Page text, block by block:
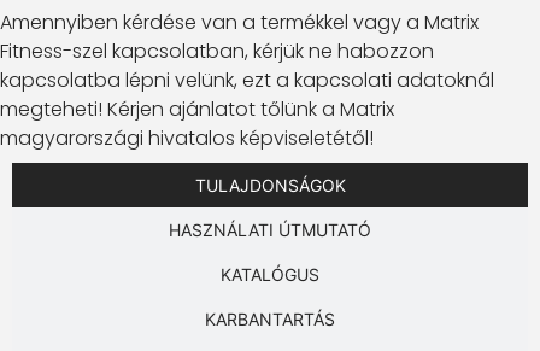
Amennyiben kérdése van a termékkel vagy a Matrix
Fitness-szel kapcsolatban, kérjük ne habozzon
kapcsolatba lépni velünk, ezt a kapcsolati adatoknál
megteheti! Kérjen ajánlatot tőlünk a Matrix
magyarországi hivatalos képviseletétől!
TULAJDONSÁGOK
HASZNÁLATI ÚTMUTATÓ
KATALÓGUS
KARBANTARTÁS